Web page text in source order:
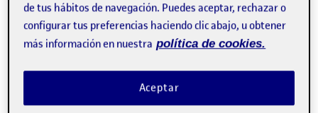
Publicado por
PEC3:Proyectode interacción tangible (conceptualización)
Publicado por
Azazel Fernández Prado
Visibilidad:
Pública -Fecha de publicación
27 Nov 2022 -comentarioen PEC3:Proyectode interacción
de tus hábitos de navegación. Puedes aceptar, rechazar o
configurar tus preferencias haciendo clic abajo, u obtener
más información en nuestra política de cookies.
Aceptar